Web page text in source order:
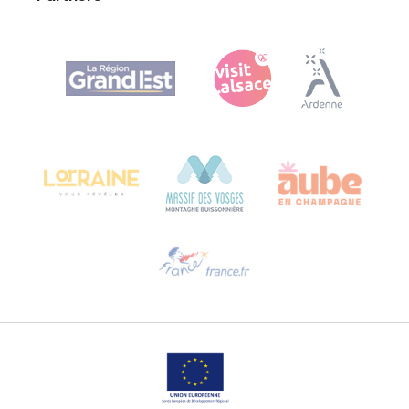
Agence Régionale du Tourisme Grand Est
Bureau de Colmar (hoofdkantoor)
Stuur ons een e-mail